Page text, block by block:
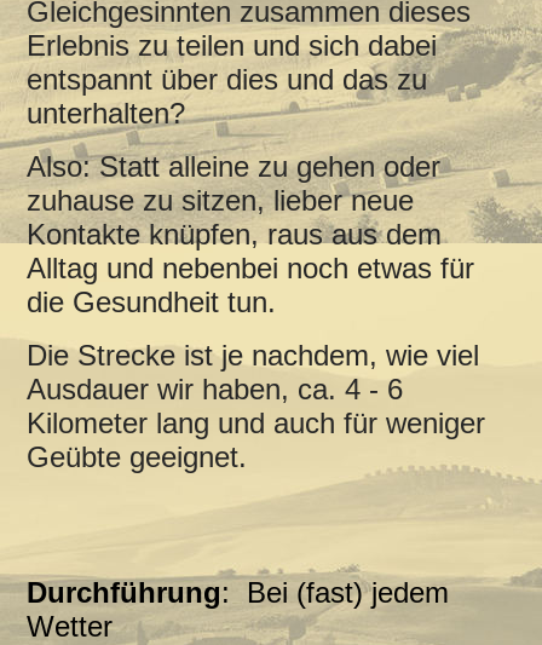
Gleichgesinnten zusammen dieses
Erlebnis zu teilen und sich dabei
entspannt über dies und das zu
unterhalten?
Also: Statt alleine zu gehen oder
zuhause zu sitzen, lieber neue
Kontakte knüpfen, raus aus dem
Alltag und nebenbei noch etwas für
die Gesundheit tun.
Die Strecke ist je nachdem, wie viel
Ausdauer wir haben, ca. 4 - 6
Kilometer lang und auch für weniger
Geübte geeignet.
Durchführung: Bei (fast) jedem
Wetter